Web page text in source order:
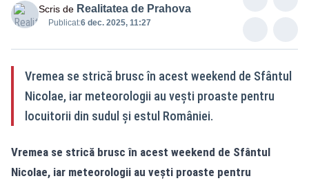
Scris de Realitatea de Prahova
Publicat:6 dec. 2025, 11:27
Vremea se strică brusc în acest weekend de Sfântul
Nicolae, iar meteorologii au vești proaste pentru
locuitorii din sudul și estul României.
Vremea se strică brusc în acest weekend de Sfântul
Nicolae, iar meteorologii au vești proaste pentru